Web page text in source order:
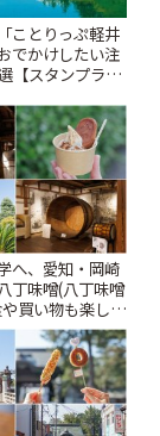
ことりっぷ軽井
でかけしたい注
【スタンプラリ
へ、愛知・岡崎
丁味噌(八丁味噌
買い物も楽しみ